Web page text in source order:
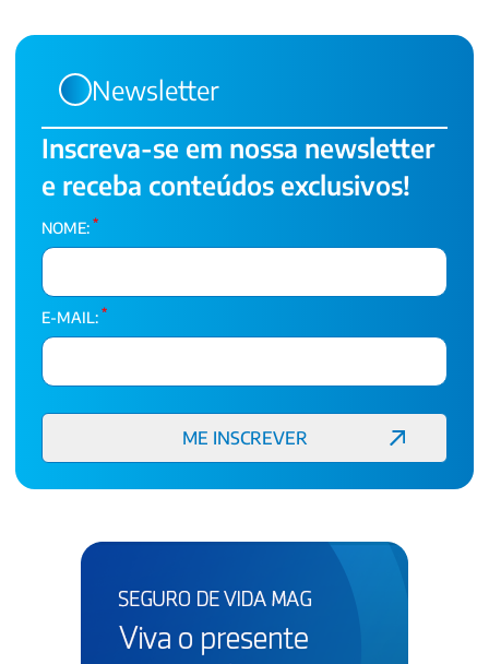
Newsletter
Inscreva-se em nossa newsletter
e receba conteúdos exclusivos!
NOME: *
E-MAIL: *